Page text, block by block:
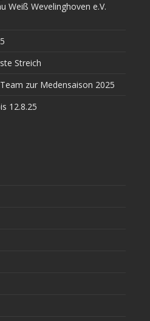
Weiß Wevelinghoven e.V.
Streich
zur Medensaison 2025
12.8.25